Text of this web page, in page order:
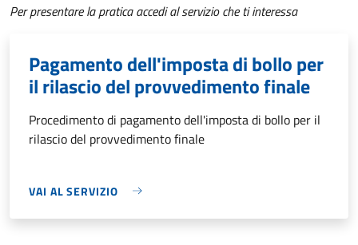
Per presentare la pratica accedi al servizio che ti interessa
Pagamento dell'imposta di bollo per
il rilascio del provvedimento finale
Procedimento di pagamento dell'imposta di bollo per il
rilascio del provvedimento finale
VAI AL SERVIZIO